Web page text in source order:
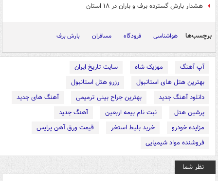
هشدار بارش گسترده برف و باران در ۱۸ استان
برچسب‌ها هواشناسی فرودگاه مسافران بارش برف
آپ آهنگ موزیک شاه
سایت تاریخ ایران
بهترین هتل های استانبول
رزرو هتل استانبول
دانلود آهنگ جدید
بهترین جراح بینی ترمیمی
آهنگ های جدید
پرشین هتل
ثبت نام بیمه اربعین
آهنگ جدید
مزایده خودرو
خرید بلیط استخر
قیمت ورق آهن پرایس
فروشنده مواد شیمیایی
نظر شما